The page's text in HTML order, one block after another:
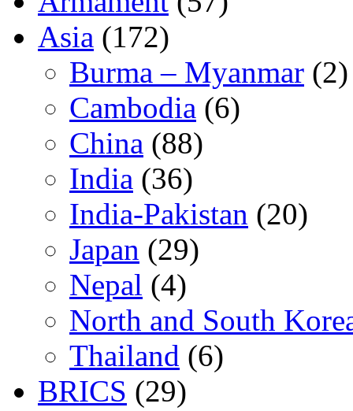
Asia (172)
Burma – Myanmar (2)
Cambodia (6)
China (88)
India (36)
India-Pakistan (20)
Japan (29)
Nepal (4)
North and South
Thailand (6)
BRICS (29)